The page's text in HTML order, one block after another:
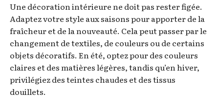
Une décoration intérieure ne doit pas rester figée.
Adaptez votre style aux saisons pour apporter de la
fraîcheur et de la nouveauté. Cela peut passer par le
changement de textiles, de couleurs ou de certains
objets décoratifs. En été, optez pour des couleurs
claires et des matières légères, tandis qu’en hiver,
privilégiez des teintes chaudes et des tissus
douillets.